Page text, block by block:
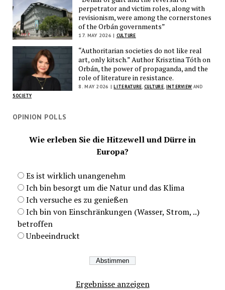
perpetrator and victim roles, along with
revisionism, were among the cornerstones
of the Orbán governments”
17. MAY 2026 | CULTURE
“Authoritarian societies do not like real
art, only kitsch.” Author Krisztina Tóth on
Orbán, the power of propaganda, and the
role of literature in resistance.
8. MAY 2026 | LITERATURE CULTURE INTERVIEW AND
SOCIETY
OPINION POLLS
Wie erleben Sie die Hitzewell und Dürre in
Europa?
Es ist wirklich unangenehm
Ich bin besorgt um die Natur und das Klima
Ich versuche es zu genießen
Ich bin von Einschränkungen (Wasser, Strom, ..)
betroffen
Unbeeindruckt
Ergebnisse anzeigen